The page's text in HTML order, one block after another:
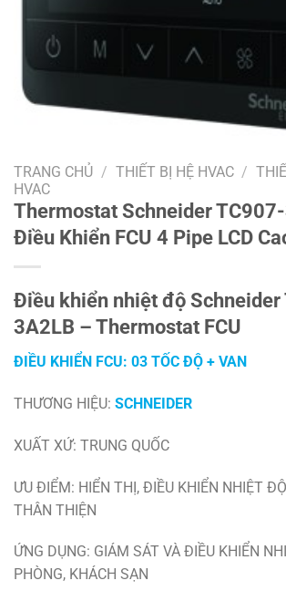
TRANG CHỦ / THIẾT BỊ HỆ HVAC /
HVAC
Thermostat Schneider
Điều Khiển FCU 4 Pipe LCD
Điều khiển nhiệt độ Schneider
3A2LB – Thermostat FCU
ĐIỀU KHIỂN FCU: 03 TỐC ĐỘ + VAN
THƯƠNG HIỆU: SCHNEIDER
XUẤT XỨ: TRUNG QUỐC
ƯU ĐIỂM: HIỂN THỊ, ĐIỀU KHIỂN NHIỆT
THÂN THIỆN
ỨNG DỤNG: GIÁM SÁT VÀ ĐIỀU KHIỂN
PHÒNG, KHÁCH SẠN